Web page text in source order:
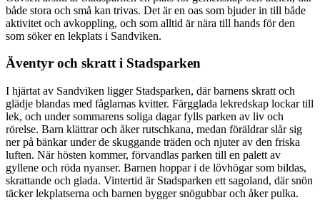
både stora och små kan trivas. Det är en oas som bjuder in till både
aktivitet och avkoppling, och som alltid är nära till hands för den
som söker en lekplats i Sandviken.
Äventyr och skratt i Stadsparken
I hjärtat av Sandviken ligger Stadsparken, där barnens skratt och
glädje blandas med fåglarnas kvitter. Färgglada lekredskap lockar till
lek, och under sommarens soliga dagar fylls parken av liv och
rörelse. Barn klättrar och åker rutschkana, medan föräldrar slår sig
ner på bänkar under de skuggande träden och njuter av den friska
luften. När hösten kommer, förvandlas parken till en palett av
gyllene och röda nyanser. Barnen hoppar i de lövhögar som bildas,
skrattande och glada. Vintertid är Stadsparken ett sagoland, där snön
täcker lekplatserna och barnen bygger snögubbar och åker pulka.